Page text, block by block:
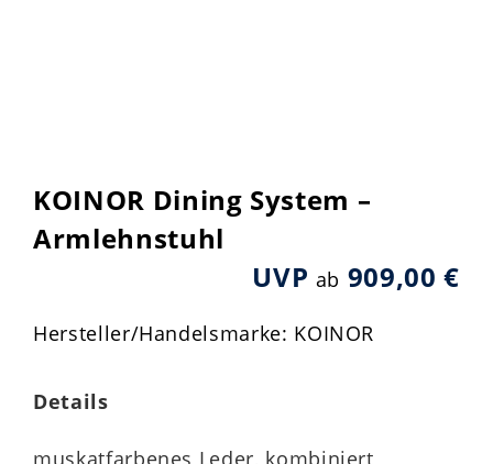
KOINOR Dining System –
Armlehnstuhl
UVP ab 909,00 €
Hersteller/Handelsmarke: KOINOR
Details
muskatfarbenes Leder, kombiniert